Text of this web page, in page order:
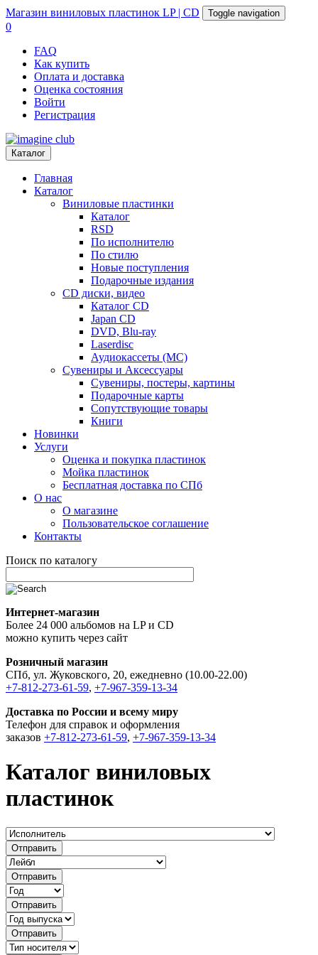
Магазин виниловых пластинок LP | CD Toggle navigation
0
FAQ
Как купить
Оплата и доставка
Оценка состояния
Войти
Регистрация
Каталог
Главная
Каталог
Виниловые пластинки
Каталог
RSD
По исполнителю
По стилю
Новые поступления
Подарочные издания
CD диски, видео
Каталог CD
Japan CD
DVD, Blu-ray
Laserdisc
Аудиокассеты (MC)
Сувениры и Аксессуары
Сувениры, постеры, картины
Подарочные карты
Сопутствующие товары
Книги
Новинки
Услуги
Оценка и покупка пластинок
Мойка пластинок
Бесплатная доставка по СПб
О нас
О магазине
Пользовательское соглашение
Контакты
Поиск по каталогу
Интернет-магазин
Более 24 000 альбомов на LP и CD
можно купить через сайт
Розничный магазин
СПб, ул. Жуковского, 20, ежедневно (10.00-22.00)
+7-812-273-61-59, +7-967-359-13-34
Доставка по России и всему миру
Телефон для справок и оформления
заказов +7-812-273-61-59, +7-967-359-13-34
Каталог виниловых
пластинок
Отправить
Отправить
Отправить
Отправить